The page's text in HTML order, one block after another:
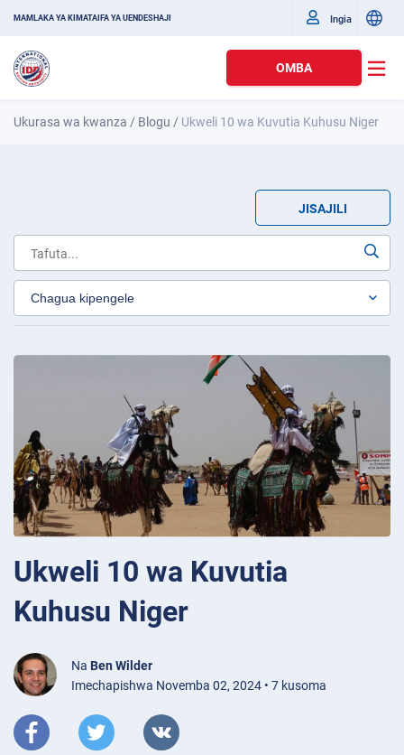
MAMLAKA YA KIMATAIFA YA UENDESHAJI Ingia
OMBA
Ukurasa wa kwanza / Blogu / Ukweli 10 wa Kuvutia Kuhusu Niger
JISAJILI
Ukweli 10 wa Kuvutia
Kuhusu Niger
Na Ben Wilder
Imechapishwa Novemba 02, 2024 • 7 kusoma